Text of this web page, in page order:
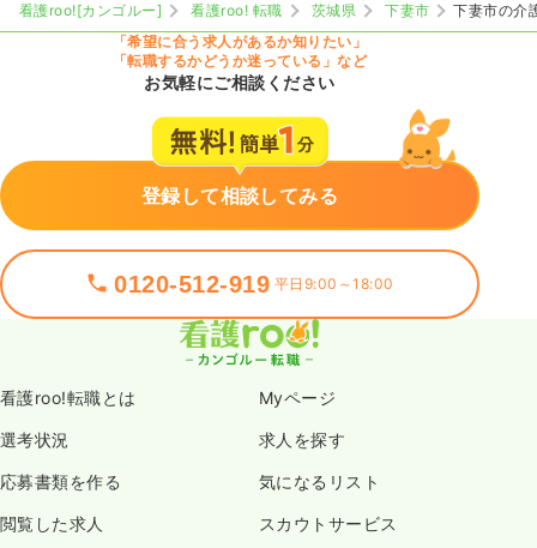
看護roo![カンゴルー] 看護roo! 転職 茨城県 下妻市
下妻市の介
「希望に合う求人があるか知りたい」
「転職するかどうか迷っている」など
お気軽にご相談ください
登録して相談してみる
0120-512-919 平日9:00～18:00
看護roo!転職とは Myページ
選考状況 求人を探す
応募書類を作る 気になるリスト
閲覧した求人 スカウトサービス